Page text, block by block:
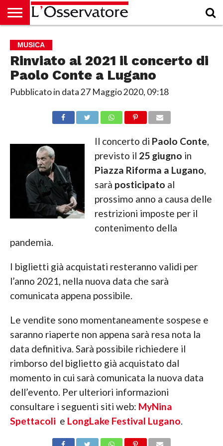
CULTURA
ECONOMIA
RUBRICHE
ARCHIVIO
PODCAST
ABBONAMENTO
CHI
SIAMO
ACCEDI
MUSICA
Rinviato al 2021 il concerto di
Paolo Conte a Lugano
Pubblicato in data27 Maggio 2020, 09:18
Il concerto di Paolo Conte,
previsto il 25 giugno in
Piazza Riforma a Lugano,
sarà posticipato al
prossimo anno a causa delle
restrizioni imposte per il
contenimento della
pandemia.
I biglietti già acquistati resteranno validi per
l’anno 2021, nella nuova data che sarà
comunicata appena possibile.
Le vendite sono momentaneamente sospese e
saranno riaperte non appena sarà resa nota la
data definitiva. Sarà possibile richiedere il
rimborso del biglietto già acquistato dal
momento in cui sarà comunicata la nuova data
dell’evento. Per ulteriori informazioni
consultare i seguenti siti web: MyNina
Spettacoli e LongLake Festival Lugano.